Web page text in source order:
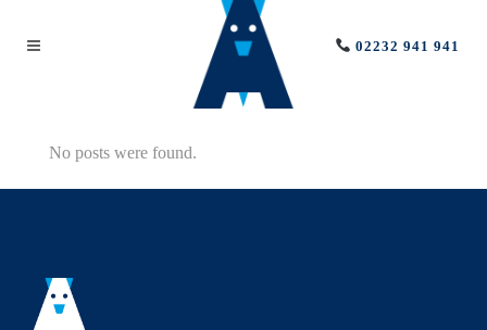
02232 941 941
No posts were found.